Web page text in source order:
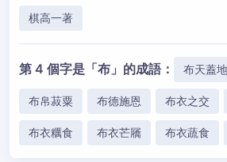
棋高一著
第 4 個字是「布」的成語： 布天蓋地
布帛菽粟 布德施恩 布衣之交
布衣糲食 布衣芒屩 布衣蔬食